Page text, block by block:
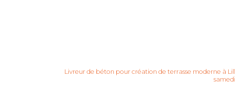
Livreur de béton pour création de terrasse moderne à